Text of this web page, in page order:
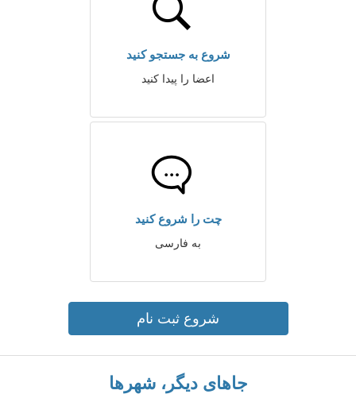
شروع به جستجو کنید
اعضا را پیدا کنید
چت را شروع کنید
به فارسی
شروع ثبت نام
جاهای دیگر، شهرها